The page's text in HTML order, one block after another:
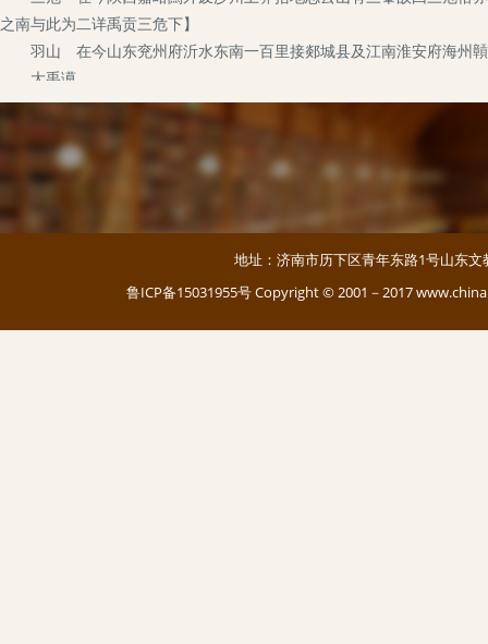
地址：济南市历下区青年东路1号山东
鲁ICP备15031955号Copyright © 2001－2017